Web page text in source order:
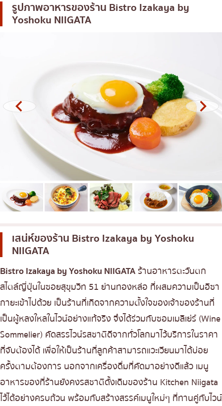
ด้ง (ข้าวหน้าต่างๆ)
บุฟเฟต์
ของย่างเสียบไม้/เครื่องในย่าง
ร้านอาหารญี่ปุ่นแบบดั้งเดิม
ทาโกะยากิ
โอเด้ง/เมนูตุ๋นสไตล์ญี่ปุ่น
อาหารชุด/อาหารญี่ปุ่นสไตล์โฮมคุกกิ้ง
เบนโตะ/บริการส่งอาหารญี่ปุ่น
นานา
อุดมสุข
นนทบุรี
เชียงใหม่
ลาดพร้าว
สมุทรปราการ
สมุทรสาคร
ภูเก็ต
ธนิยะ
พระราม4
อื่นๆ
รูปภาพอาหารของร้าน Bistro Izakaya by
Yoshoku NIIGATA
เสน่ห์ของร้าน Bistro Izakaya by Yoshoku
NIIGATA
Bistro Izakaya by Yoshoku NIIGATAร้านอาหารตะวันตก
สไตล์ญี่ปุ่นในซอยสุขุมวิท 51 ย่านทองหล่อ ที่ผสมความเป็นอิซา
กายะเข้าไปด้วย เป็นร้านที่เกิดจากความตั้งใจของเจ้าของร้านที่
เป็นผู้หลงใหลในไวน์อย่างแท้จริง จึงได้ร่วมกับซอมเมลิเย่ร์ (Wine
Sommelier) คัดสรรไวน์รสชาติดีจากทั่วโลกมาไว้บริการในราคา
ที่จับต้องได้ เพื่อให้เป็นร้านที่ลูกค้าสามารถแวะเวียนมาได้บ่อย
ครั้งตามต้องการ นอกจากเครื่องดื่มที่คัดมาอย่างดีแล้ว เมนู
อาหารของที่ร้านยังคงรสชาติดั้งเดิมของร้าน Kitchen Niigata
ไว้ได้อย่างครบถ้วน พร้อมกับสร้างสรรค์เมนูใหม่ๆ ที่ทานคู่กับไวน์